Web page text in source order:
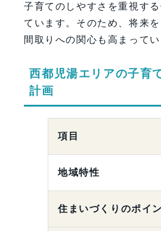
子育てのしやすさを重視す
ています。そのため、将来
間取りへの関心も高まってい
西都児湯エリアの子育
計画
項目
地域特性
住まいづくりのポイ